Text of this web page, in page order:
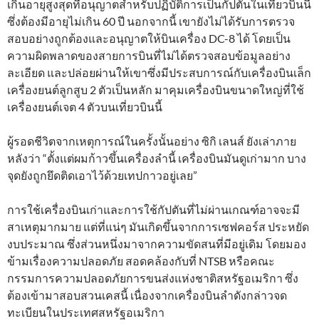
เกินอายุสูงสุดที่อนุญาตสำหรับปฏิบัติการเป็นกัปตันในเที่ยวบินนี้
ซึ่งต้องมีอายุไม่เกิน 60 ปี นอกจากนี้ เขายังไม่ได้รับการตรวจ
สอบอย่างถูกต้องและอนุญาตให้บินเครื่อง DC-8 ได้ โดยเป็น
ความผิดพลาดของสายการบินที่ไม่ได้ตรวจสอบข้อมูลอย่าง
ละเอียด และปล่อยผ่านให้เขาซึ่งมีประสบการณ์กับเครื่องบินเล็ก
เครื่องยนต์ลูกสูบ 2 ตัวเป็นหลัก มาคุมเครื่องบินขนาดใหญ่ที่ใช้
เครื่องยนต์เจต 4 ตัวบนเที่ยวบินนี้
ผู้รอดชีวิตจากเหตุการณ์ในครั้งนั้นอย่าง ซิกิ เลนส์ ยังเล่าภาย
หลังว่า “ตั้งแต่ผมก้าวขึ้นเครื่องลำนี้ เครื่องบินมันดูเก่ามาก บาง
จุดยังถูกยึดติดเอาไว้ด้วยเทปกาวอยู่เลย”
การใช้เครื่องบินเก่าและการใช้กัปตันที่ไม่ผ่านเกณฑ์อาจจะมี
สาเหตุมากมาย แต่ที่แน่ๆ มันเกิดขึ้นจากการเซฟคอร์ส ประหยัด
งบประมาณ ซึ่งส่วนหนึ่งมาจากความขัดสนที่มีอยู่เดิม โดยมอง
ข้ามเรื่องความปลอดภัย สอดคล้องกับที่ NTSB หรือคณะ
กรรมการความปลอดภัยการขนส่งแห่งชาติสหรัฐอเมริกา ซึ่ง
ต้องเข้ามาสอบสวนเคสนี้ เนื่องจากเครื่องบินลำดังกล่าวจด
ทะเบียนในประเทศสหรัฐอเมริกา